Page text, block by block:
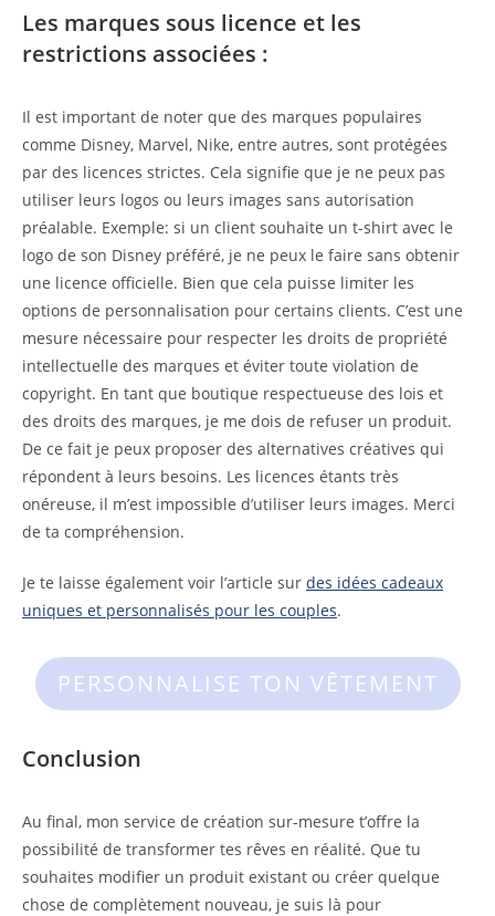
Les marques sous licence et les
restrictions associées :
Il est important de noter que des marques populaires
comme Disney, Marvel, Nike, entre autres, sont protégées
par des licences strictes. Cela signifie que je ne peux pas
utiliser leurs logos ou leurs images sans autorisation
préalable. Exemple: si un client souhaite un t-shirt avec le
logo de son Disney préféré, je ne peux le faire sans obtenir
une licence officielle. Bien que cela puisse limiter les
options de personnalisation pour certains clients. C’est une
mesure nécessaire pour respecter les droits de propriété
intellectuelle des marques et éviter toute violation de
copyright. En tant que boutique respectueuse des lois et
des droits des marques, je me dois de refuser un produit.
De ce fait je peux proposer des alternatives créatives qui
répondent à leurs besoins. Les licences étants très
onéreuse, il m’est impossible d’utiliser leurs images. Merci
de ta compréhension.
Je te laisse également voir l’article sur des idées cadeaux
uniques et personnalisés pour les couples.
PERSONNALISE TON VÊTEMENT
Conclusion
Au final, mon service de création sur-mesure t’offre la
possibilité de transformer tes rêves en réalité. Que tu
souhaites modifier un produit existant ou créer quelque
chose de complètement nouveau, je suis là pour